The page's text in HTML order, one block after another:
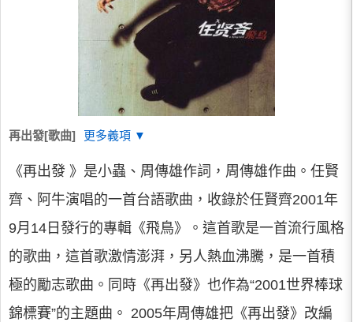
再出發[歌曲] 更多義項 ▼
《再出發 》是小蟲、周傳雄作詞，周傳雄作曲。任賢
齊、阿牛演唱的一首台語歌曲，收錄於任賢齊2001年
9月14日發行的專輯《飛鳥》。這首歌是一首流行風格
的歌曲，這首歌激情澎湃，另人熱血沸騰，是一首積
極的勵志歌曲。同時《再出發》也作為“2001世界棒球
錦標賽”的主題曲。 2005年周傳雄把《再出發》改編